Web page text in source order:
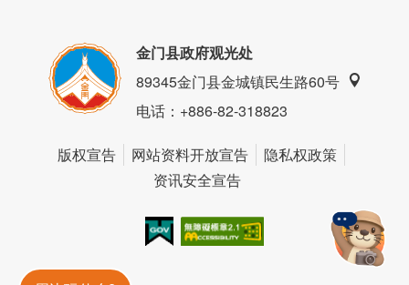
金门县政府观光处
89345金门县金城镇民生路60号
电话：+886-82-318823
版权宣告 网站资料开放宣告
隐私权政策
资讯安全宣告